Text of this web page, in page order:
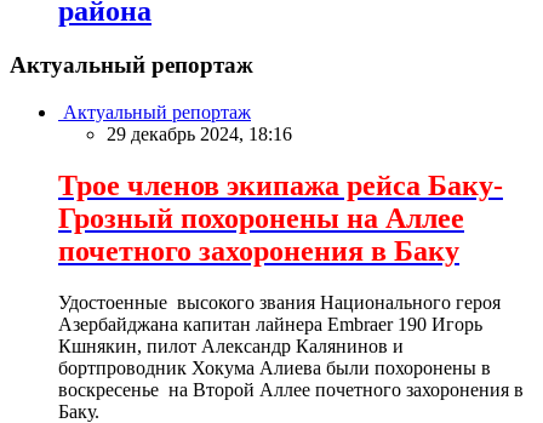
района
Актуальный репортаж
Актуальный репортаж
29 декабрь 2024, 18:16
Трое членов экипажа рейса Баку-
Грозный похоронены на Аллее
почетного захоронения в Баку
Удостоенные высокого звания Национального героя
Азербайджана капитан лайнера Embraer 190 Игорь
Кшнякин, пилот Александр Калянинов и
бортпроводник Хокума Алиева были похоронены в
воскресенье на Второй Аллее почетного захоронения в
Баку.